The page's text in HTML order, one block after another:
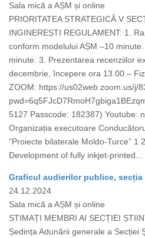
Sala mică a AȘM și online
PRIORITATEA STRATEGICĂ V
INGINEREȘTI REGULAMENT: 1.
conform modelului AȘM –10
minute. 3. Prezentarea recenziilor
decembrie, începere ora 13.00 –
ZOOM: https://us02web.zoom.us/j/
5127 Passcode: 182387) Youtube:
Organizația executoare
”Proiecte bilaterale Moldo-Turce” 1
Development of fully inkjet-printed...
Graficul audierilor publice, secția
24.12.2024
Sala mică a AȘM și online
STIMAȚI MEMBRI AI SECȚIEI
Ședința Adunării generale a Secției